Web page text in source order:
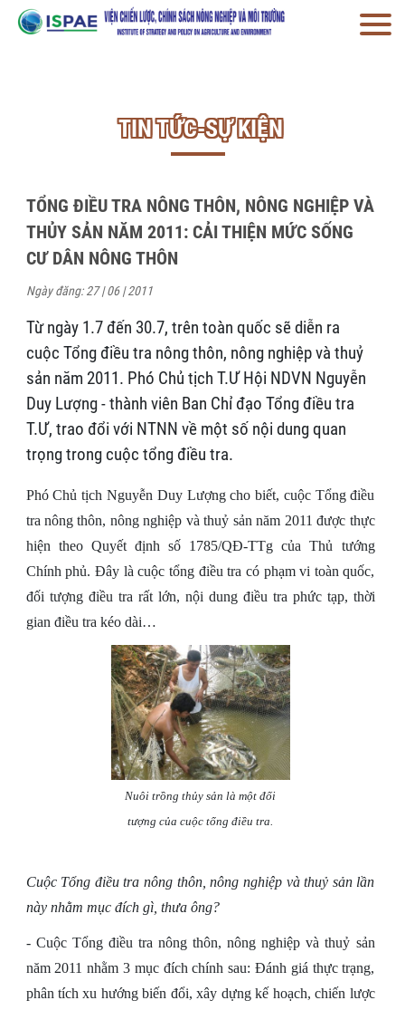
TIN TỨC-SỰ KIỆN
TỔNG ĐIỀU TRA NÔNG THÔN, NÔNG NGHIỆP VÀ
THỦY SẢN NĂM 2011: CẢI THIỆN MỨC SỐNG
CƯ DÂN NÔNG THÔN
Ngày đăng: 27 | 06 | 2011
Từ ngày 1.7 đến 30.7, trên toàn quốc sẽ diễn ra
cuộc Tổng điều tra nông thôn, nông nghiệp và thuỷ
sản năm 2011. Phó Chủ tịch T.Ư Hội NDVN Nguyễn
Duy Lượng - thành viên Ban Chỉ đạo Tổng điều tra
T.Ư, trao đổi với NTNN về một số nội dung quan
trọng trong cuộc tổng điều tra.
Phó Chủ tịch Nguyễn Duy Lượng cho biết, cuộc Tổng điều
tra nông thôn, nông nghiệp và thuỷ sản năm 2011 được thực
hiện theo Quyết định số 1785/QĐ-TTg của Thủ tướng
Chính phủ. Đây là cuộc tổng điều tra có phạm vi toàn quốc,
đối tượng điều tra rất lớn, nội dung điều tra phức tạp, thời
gian điều tra kéo dài…
Nuôi trồng thủy sản là một đối
tượng của cuộc tổng điều tra.
Cuộc Tổng điều tra nông thôn, nông nghiệp và thuỷ sản lần
này nhằm mục đích gì, thưa ông?
- Cuộc Tổng điều tra nông thôn, nông nghiệp và thuỷ sản
năm 2011 nhằm 3 mục đích chính sau: Đánh giá thực trạng,
phân tích xu hướng biến đổi, xây dựng kế hoạch, chiến lược